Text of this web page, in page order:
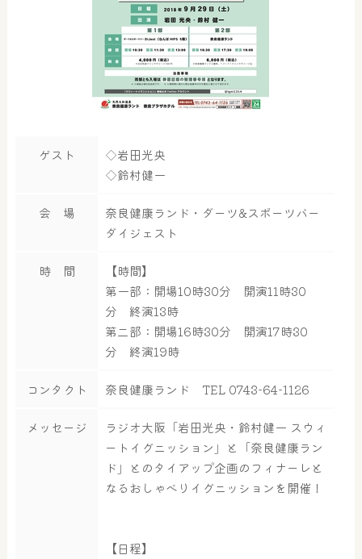
ゲスト
◇岩田光央
◇鈴村健一
会 場
奈良健康ランド・ダーツ&スポーツバー
ダイジェスト
時 間
【時間】
第一部：開場10時30分 開演11時30
分 終演13時
第二部：開場16時30分 開演17時30
分 終演19時
コンタクト 奈良健康ランド TEL 0743-64-1126
メッセージ
ラジオ大阪「岩田光央・鈴村健一 スウィ
ートイグニッション」と「奈良健康ラン
ド」とのタイアップ企画のフィナーレと
なるおしゃべりイグニッションを開催！
【日程】